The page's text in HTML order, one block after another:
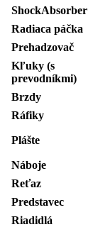
ShockAbsorber
Radiaca páčka
Prehadzovač
Kľuky (s
prevodníkmi)
Brzdy
Ráfiky
Plášte
Náboje
Reťaz
Predstavec
Riadidlá